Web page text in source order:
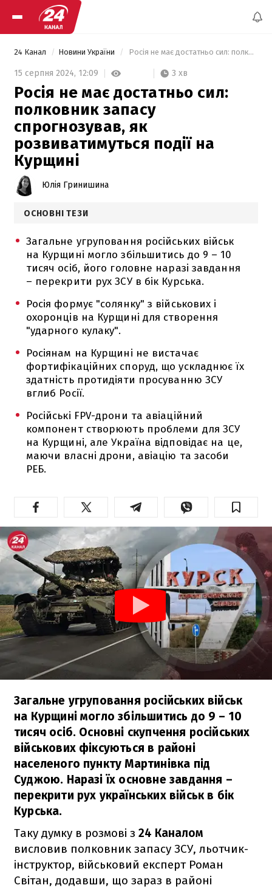
24 Канал Новини України Росія не має достатньо сил: полковник запасу спрогнозував, як розвиватимуться події на Курщині
15 серпня 2024, 12:09 3 хв
Росія не має достатньо сил:
полковник запасу
спрогнозував, як
розвиватимуться події на
Курщині
Юлія Гринишина
ОСНОВНІ ТЕЗИ
Загальне угруповання російських військ
на Курщині могло збільшитись до 9 – 10
тисяч осіб, його головне наразі завдання
– перекрити рух ЗСУ в бік Курська.
Росія формує "солянку" з військових і
охоронців на Курщині для створення
"ударного кулаку".
Росіянам на Курщині не вистачає
фортифікаційних споруд, що ускладнює їх
здатність протидіяти просуванню ЗСУ
вглиб Росії.
Російські FPV-дрони та авіаційний
компонент створюють проблеми для ЗСУ
на Курщині, але Україна відповідає на це,
маючи власні дрони, авіацію та засоби
РЕБ.
Загальне угруповання російських військ
на Курщині могло збільшитись до 9 – 10
тисяч осіб. Основні скупчення російських
військових фіксуються в районі
населеного пункту Мартинівка під
Суджою. Наразі їх основне завдання –
перекрити рух українських військ в бік
Курська.
Таку думку в розмові з 24 Каналом
висловив полковник запасу ЗСУ, льотчик-
інструктор, військовий експерт Роман
Світан, додавши, що зараз в районі